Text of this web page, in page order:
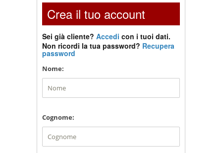
Crea il tuo account
Sei già cliente? Accedi con i tuoi dati.
Non ricordi la tua password? Recupera
password
Nome:
Cognome: